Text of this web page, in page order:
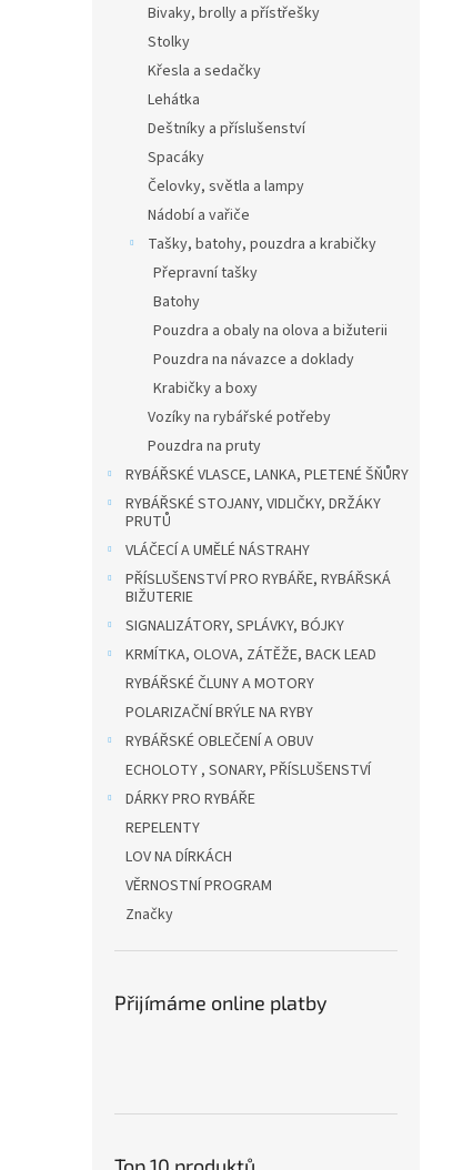
Bivaky, brolly a přístřešky
Stolky
Křesla a sedačky
Lehátka
Deštníky a příslušenství
Spacáky
Čelovky, světla a lampy
Nádobí a vařiče
Tašky, batohy, pouzdra a krabičky
Přepravní tašky
Batohy
Pouzdra a obaly na olova a bižuterii
Pouzdra na návazce a doklady
Krabičky a boxy
Vozíky na rybářské potřeby
Pouzdra na pruty
RYBÁŘSKÉ VLASCE, LANKA, PLETENÉ ŠŇŮRY
RYBÁŘSKÉ STOJANY, VIDLIČKY, DRŽÁKY
PRUTŮ
VLÁČECÍ A UMĚLÉ NÁSTRAHY
PŘÍSLUŠENSTVÍ PRO RYBÁŘE, RYBÁŘSKÁ
BIŽUTERIE
SIGNALIZÁTORY, SPLÁVKY, BÓJKY
KRMÍTKA, OLOVA, ZÁTĚŽE, BACK LEAD
RYBÁŘSKÉ ČLUNY A MOTORY
POLARIZAČNÍ BRÝLE NA RYBY
RYBÁŘSKÉ OBLEČENÍ A OBUV
ECHOLOTY , SONARY, PŘÍSLUŠENSTVÍ
DÁRKY PRO RYBÁŘE
REPELENTY
LOV NA DÍRKÁCH
VĚRNOSTNÍ PROGRAM
Značky
Přijímáme online platby